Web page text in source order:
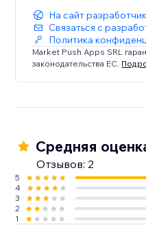
На сайт
Связаться с
Политика
Market Push Apps SRL
законодательства ЕС.
Средняя
Отзывов: 2
5
4
3
2
1